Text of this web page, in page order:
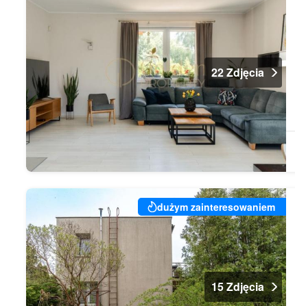
22 Zdjęcia
dużym zainteresowaniem
15 Zdjęcia